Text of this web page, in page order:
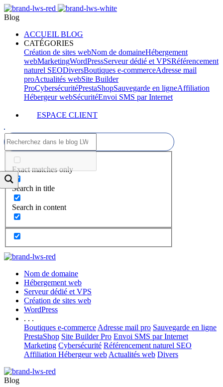
Blog
ACCUEIL BLOG
CATÉGORIES
Création de sites webNom de domaineHébergement
webMarketingWordPressServeur dédié et VPSRéférencement
naturel SEODiversBoutiques e-commerceAdresse mail
proActualités webSite Builder
ProCybersécuritéPrestaShopSauvegarde en ligneAffiliation
Hébergeur webSécuritéEnvoi SMS par Internet
ESPACE CLIENT
Exact matches only
Search in title
Search in content
Nom de domaine
Hébergement web
Serveur dédié et VPS
Création de sites web
WordPress
. . .
Boutiques e-commerce Adresse mail pro Sauvegarde en ligne
PrestaShop Site Builder Pro Envoi SMS par Internet
Marketing Cybersécurité Référencement naturel SEO
Affiliation Hébergeur web Actualités web Divers
Blog